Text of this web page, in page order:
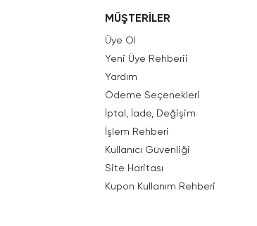
MÜŞTERİLER
Üye Ol
Yeni Üye Rehberii
Yardım
Ödeme Seçenekleri
İptal, İade, Değişim
İşlem Rehberi
Kullanıcı Güvenliği
Site Haritası
Kupon Kullanım Rehberi